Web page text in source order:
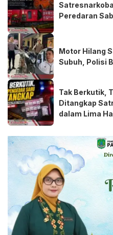
Peredaran
Motor Hilang
Subuh, Polisi
Tak Berkutik,
Ditangkap
dalam Lima